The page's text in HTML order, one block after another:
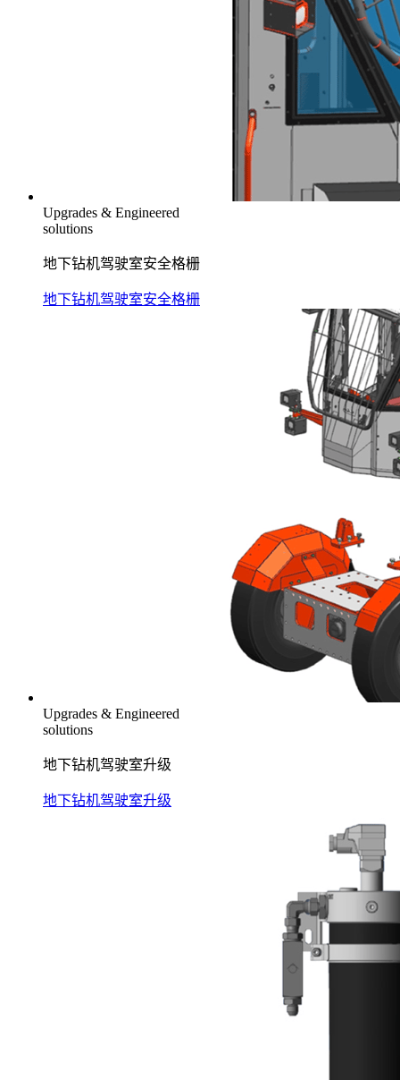
Upgrades & Engineered
solutions
地下钻机驾驶室安全格栅
地下钻机驾驶室安全格栅
Upgrades & Engineered
solutions
地下钻机驾驶室升级
地下钻机驾驶室升级